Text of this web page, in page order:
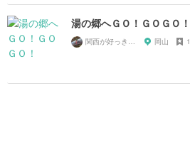
湯の郷へＧＯ！ＧＯＧＯ！
関西が好っきゃねん 岡山 1